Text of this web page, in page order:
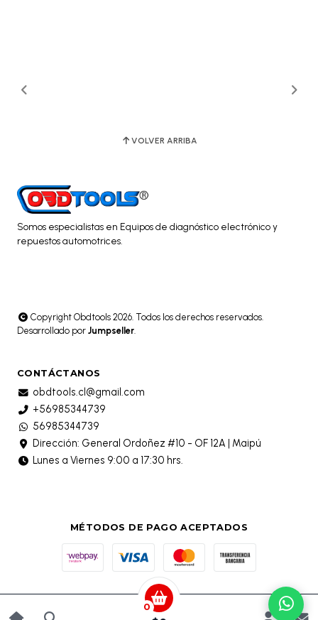
0
VOLVER ARRIBA
Somos especialistas en Equipos de diagnóstico electrónico y
repuestos automotrices.
Copyright Obdtools 2026. Todos los derechos reservados.
Desarrollado por Jumpseller.
CONTÁCTANOS
obdtools.cl@gmail.com
+56985344739
56985344739
Dirección: General Ordoñez #10 - OF 12A | Maipú
Lunes a Viernes 9:00 a 17:30 hrs.
MÉTODOS DE PAGO ACEPTADOS